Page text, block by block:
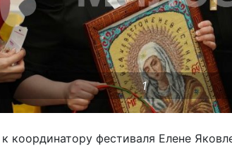
1
координатору фестиваля Елене